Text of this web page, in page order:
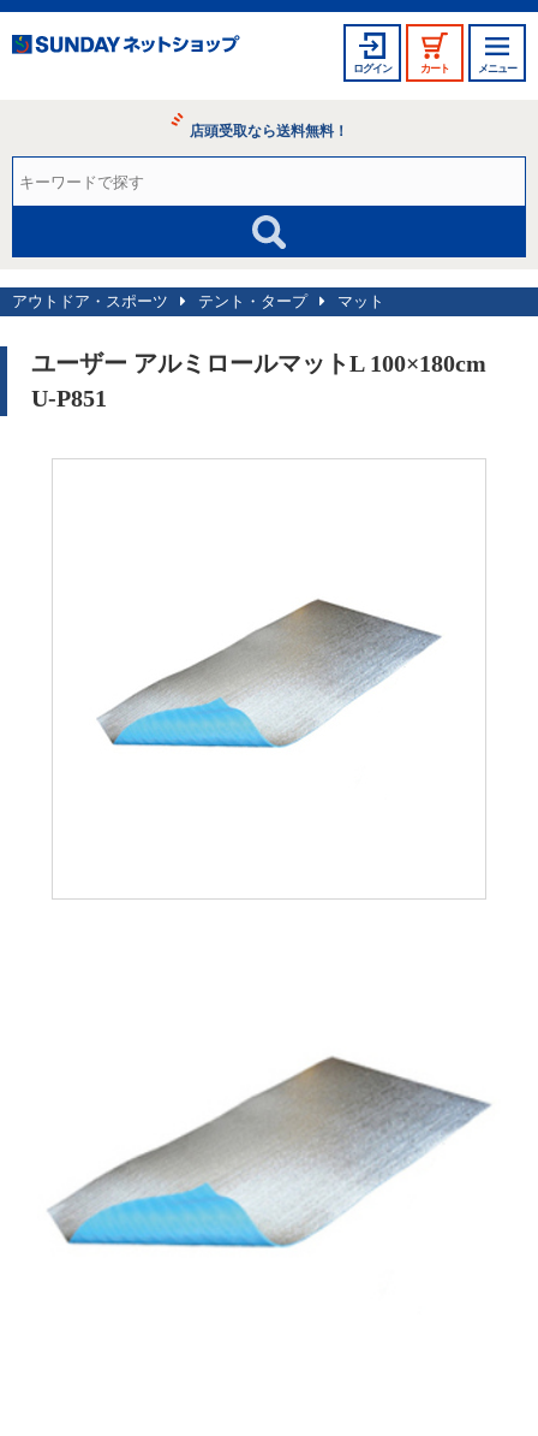
ログイン カート メニュー
店頭受取なら送料無料！
アウトドア・スポーツ テント・タープ マット
ユーザー アルミロールマットL 100×180cm
U-P851